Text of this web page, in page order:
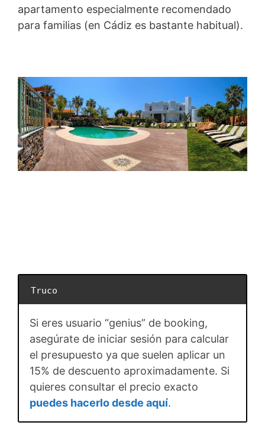
apartamento especialmente recomendado
para familias (en Cádiz es bastante habitual).
Truco
Si eres usuario “genius” de booking,
asegúrate de iniciar sesión para calcular
el presupuesto ya que suelen aplicar un
15% de descuento aproximadamente. Si
quieres consultar el precio exacto
puedes hacerlo desde aquí.